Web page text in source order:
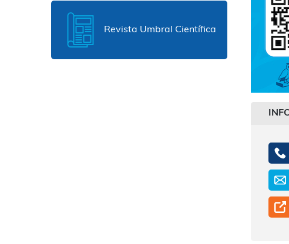
Revista Umbral Científica